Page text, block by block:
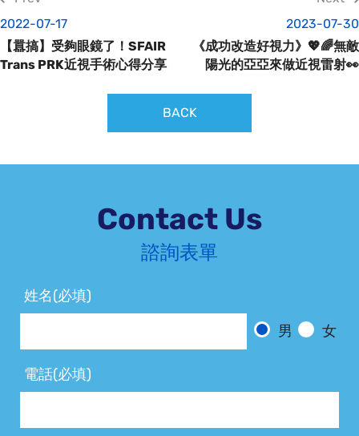
2022-07-17
【囂搞】受夠眼鏡了！SFAIR
Trans PRK近視手術心得分享
2023-07-30
《成功改造好視力》💖🌈無敵
陽光的亞亞來做近視雷射👀
BACK
Contact Us
諮詢表單
姓名(必填)
男
女
電話(必填)